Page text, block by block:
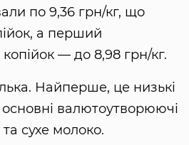
по 9,36 грн/кг, що
а перший
— до 8,98 грн/кг.
Найперше, це низькі
основні валютоутворюючі
сухе молоко.